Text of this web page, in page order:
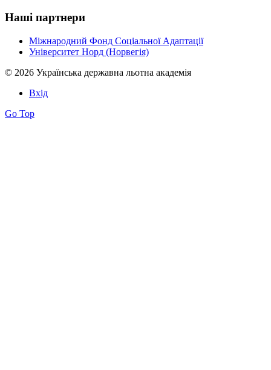
Наші партнери
Міжнародний Фонд Соціальної Адаптації
Університет Норд (Норвегія)
© 2026 Українська державна льотна академія
Вхід
Go Top